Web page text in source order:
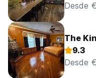
Desde
The
9.3
Desde